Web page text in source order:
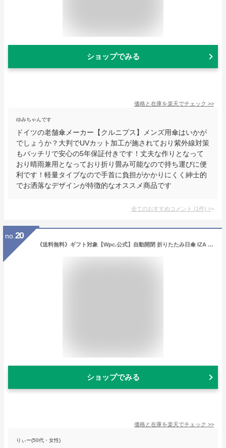
ショップでみる
価格と在庫を楽天でチェック >>
ゆみちゃんです
ドイツの老舗傘メーカー【クルニプス】メンズ用傘はいかが
でしょうか？大判でUVカット加工が施されており紫外線対策
もバッチリで安心の5年保証付きです！丈夫な作りとなって
おり晴雨兼用となっており折り畳み可能なので持ち運びに便
利です！軽量タイプなので手首に負担がかかりにくく紳士的
でお洒落なデザインが特徴的なオススメ商品です
全てのおすすめコメント (1件) >
no. 20
《送料無料》ギフト対象【Wpc.公式】自動開閉 折りたたみ日傘 IZA Type/Automatic【完全遮光100% 完全UVカット率100％生地 晴雨兼用 折りたたみ傘 折り畳み傘 メンズ ユニセックス レディース 撥水 ワンタッチ ブランド】
ショップでみる
価格と在庫を楽天でチェック >>
りぃー(50代・女性)